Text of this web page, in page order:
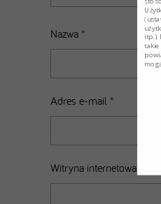
Nazwa *
Adres e-mail *
Witryna internetowa
itp.).